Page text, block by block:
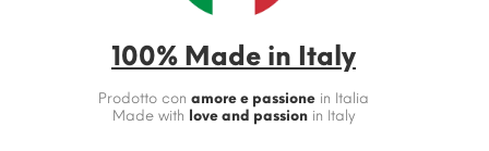
100% Made in Italy
Prodotto con amore e passione in Italia
Made with love and passionin Italy